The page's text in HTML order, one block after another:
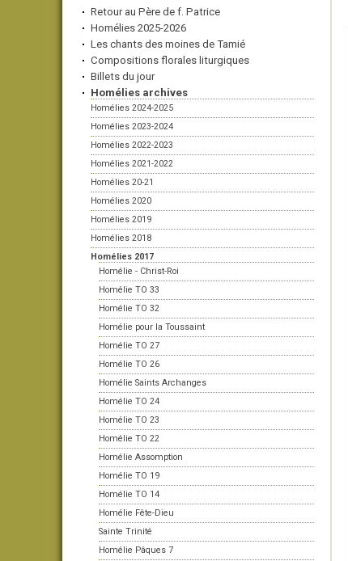
Retour au Père de f. Patrice
Homélies 2025-2026
Les chants des moines de Tamié
Compositions florales liturgiques
Billets du jour
Homélies archives
Homélies 2024-2025
Homélies 2023-2024
Homélies 2022-2023
Homélies 2021-2022
Homélies 20-21
Homélies 2020
Homélies 2019
Homélies 2018
Homélies 2017
Homélie - Christ-Roi
Homélie TO 33
Homélie TO 32
Homélie pour la Toussaint
Homélie TO 27
Homélie TO 26
Homélie Saints Archanges
Homélie TO 24
Homélie TO 23
Homélie TO 22
Homélie Assomption
Homélie TO 19
Homélie TO 14
Homélie Fête-Dieu
Sainte Trinité
Homélie Pâques 7